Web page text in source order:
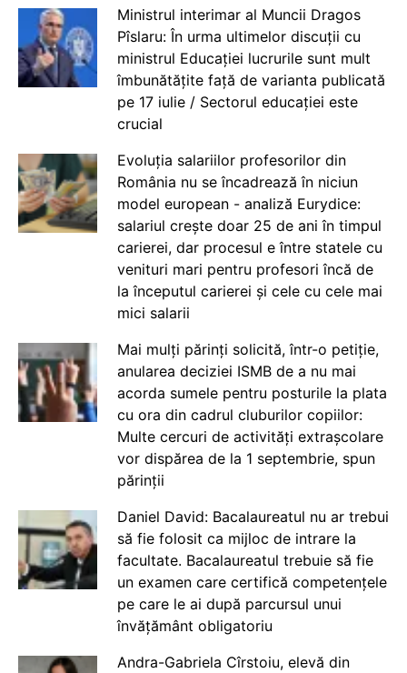
Ministrul interimar al Muncii Dragos
Pîslaru: În urma ultimelor discuții cu
ministrul Educației lucrurile sunt mult
îmbunătățite față de varianta publicată
pe 17 iulie / Sectorul educației este
crucial
Evoluția salariilor profesorilor din
România nu se încadrează în niciun
model european - analiză Eurydice:
salariul crește doar 25 de ani în timpul
carierei, dar procesul e între statele cu
venituri mari pentru profesori încă de
la începutul carierei și cele cu cele mai
mici salarii
Mai mulți părinți solicită, într-o petiție,
anularea deciziei ISMB de a nu mai
acorda sumele pentru posturile la plata
cu ora din cadrul cluburilor copiilor:
Multe cercuri de activități extrașcolare
vor dispărea de la 1 septembrie, spun
părinții
Daniel David: Bacalaureatul nu ar trebui
să fie folosit ca mijloc de intrare la
facultate. Bacalaureatul trebuie să fie
un examen care certifică competențele
pe care le ai după parcursul unui
învățământ obligatoriu
Andra-Gabriela Cîrstoiu, elevă din